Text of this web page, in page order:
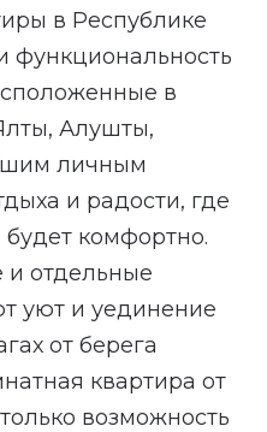
в Республике
в
Алушты,
личным
и радости, где
комфортно.
и отдельные
уют и уединение
от берега
квартира от
возможность